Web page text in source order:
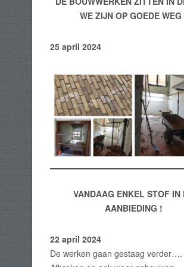
WE ZIJN OP GOEDE WEG
25 april 2024
VANDAAG ENKEL STOF IN
AANBIEDING !
22 april 2024
De werken gaan gestaag verder….